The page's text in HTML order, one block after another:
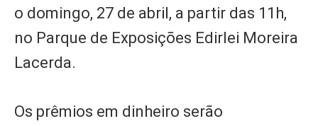
o domingo, 27 de abril, a partir das 11h,
no Parque de Exposições Edirlei Moreira
Lacerda.
Os prêmios em dinheiro serão